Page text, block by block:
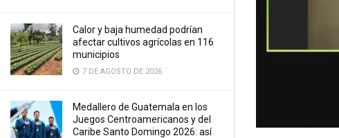
Calor y baja humedad podrían
afectar cultivos agrícolas en 116
municipios
7 DE AGOSTO DE 2026
Medallero de Guatemala en los
Juegos Centroamericanos y del
Caribe Santo Domingo 2026: así